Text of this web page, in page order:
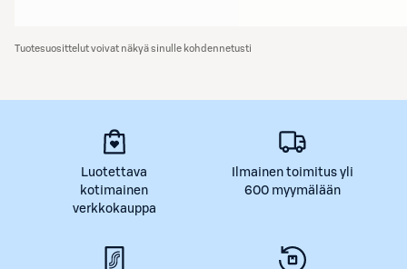
Tuotesuosittelut voivat näkyä sinulle kohdennetusti
Luotettava
kotimainen
verkkokauppa
Ilmainen toimitus yli
600 myymälään